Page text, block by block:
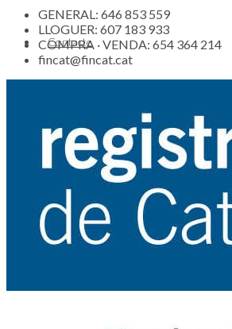
Contacte
GENERAL: 646 853 559
LLOGUER: 607 183 933
COMPRA · VENDA: 654 364 214
fincat@fincat.cat